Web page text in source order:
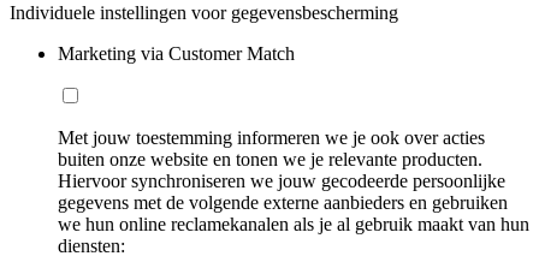
Individuele instellingen voor gegevensbescherming
Marketing via Customer Match
Met jouw toestemming informeren we je ook over acties
buiten onze website en tonen we je relevante producten.
Hiervoor synchroniseren we jouw gecodeerde persoonlijke
gegevens met de volgende externe aanbieders en gebruiken
we hun online reclamekanalen als je al gebruik maakt van hun
diensten: